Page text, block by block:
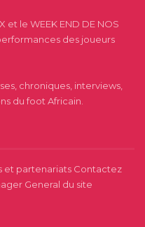
et le WEEK END DE NOS
des joueurs
chroniques, interviews,
du foot Africain.
et partenariats Contactez
General du site